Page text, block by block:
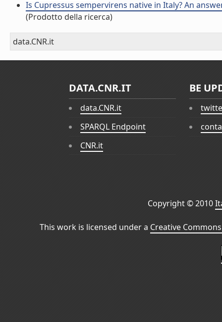
Is Cupressus sempervirens native in Italy? An
(Prodotto della ricerca)
data.CNR.it
DATA.CNR.IT
data.CNR.it
SPARQL Endpoint
CNR.it
BE
Copyright © 2010
This work is licensed under a Creative